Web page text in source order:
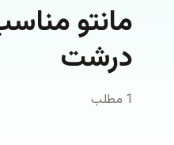
مانتو
درشت
1 مطلب